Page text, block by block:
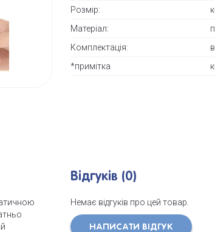
Розмір:
Матеріал:
Комплектація:
*примітка
Відгуків (0)
Немає відгуків про цей товар.
НАПИСАТИ ВІДГУК